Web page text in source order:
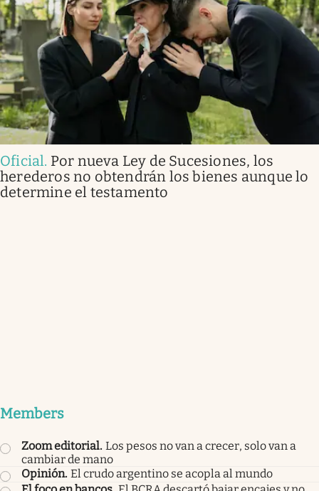
Oficial. Por nueva Ley de Sucesiones, los
herederos no obtendrán los bienes aunque lo
determine el testamento
Members
Zoom editorial. Los pesos no van a crecer, solo van a
cambiar de mano
Opinión. El crudo argentino se acopla al mundo